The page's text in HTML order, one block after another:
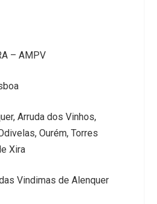
– AMPV
Arruda dos Vinhos,
Ourém, Torres
Xira
Vindimas de Alenquer